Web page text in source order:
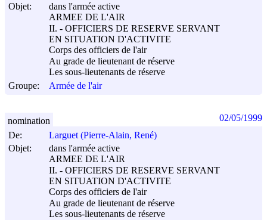
Objet:
dans l'armée active
ARMEE DE L'AIR
II. - OFFICIERS DE RESERVE SERVANT
EN SITUATION D'ACTIVITE
Corps des officiers de l'air
Au grade de lieutenant de réserve
Les sous-lieutenants de réserve
Groupe:
Armée de l'air
De:
Larguet (Pierre-Alain, René)
Objet:
dans l'armée active
ARMEE DE L'AIR
II. - OFFICIERS DE RESERVE SERVANT
EN SITUATION D'ACTIVITE
Corps des officiers de l'air
Au grade de lieutenant de réserve
Les sous-lieutenants de réserve
nomination 02/05/1999